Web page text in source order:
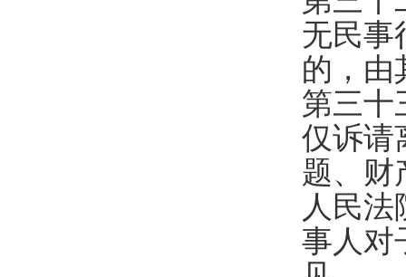
无民事
的，由
第三
仅诉请
题、财
人民
事人对